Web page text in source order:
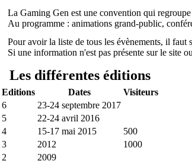
La Gaming Gen est une convention qui
Au programme : animations grand-public,
Pour avoir la liste de tous les évènements, il faut
Si une information n'est pas présente sur le site
Les différentes éditions
Editions Dates
Visiteurs
6
23-24 septembre 2017
5
22-24 avril 2016
4
15-17 mai 2015
500
3
2012
1000
2
2009